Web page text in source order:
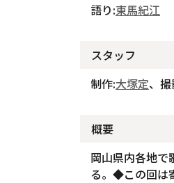
語り:東馬紀江
スタッフ
制作:大塚定、撮
概要
岡山県内各地で
る。◆この回は